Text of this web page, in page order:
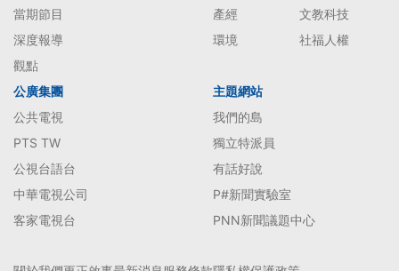
當期節目
深度報導
觀點
產經
文教科技
環境
社福人權
公廣集團
公共電視
PTS TW
公視台語台
中華電視公司
客家電視台
主題網站
我們的島
獨立特派員
有話好說
P#新聞實驗室
PNN新聞議題中心